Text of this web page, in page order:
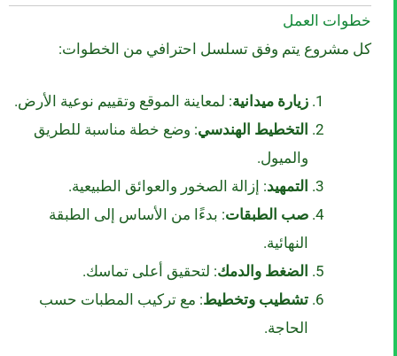
خطوات العمل
كل مشروع يتم وفق تسلسل احترافي من الخطوات:
زيارة ميدانية: لمعاينة الموقع وتقييم نوعية الأرض.
التخطيط الهندسي: وضع خطة مناسبة للطريق
والميول.
التمهيد: إزالة الصخور والعوائق الطبيعية.
صب الطبقات: بدءًا من الأساس إلى الطبقة
النهائية.
الضغط والدمك: لتحقيق أعلى تماسك.
تشطيب وتخطيط: مع تركيب المطبات حسب
الحاجة.